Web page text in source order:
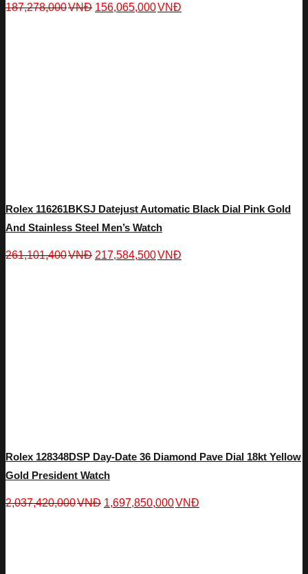
187,278,000VNĐ 156,065,000VNĐ
Rolex 116261BKSJ Datejust Automatic Black Dial Pink Gold
And Stainless Steel Men’s Watch
261,101,400VNĐ 217,584,500VNĐ
Rolex 128348DSP Day-Date 36 Diamond Pave Dial 18kt Yellow
Gold President Watch
2,037,420,000VNĐ 1,697,850,000VNĐ